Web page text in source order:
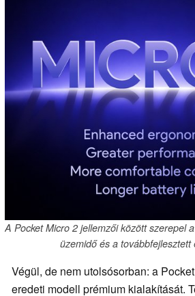
A Pocket Micro 2 jellemzői között szerepel
üzemidő és a továbbfejlesztett
Végül, de nem utolsósorban: a
eredeti modell prémium kialakítását.